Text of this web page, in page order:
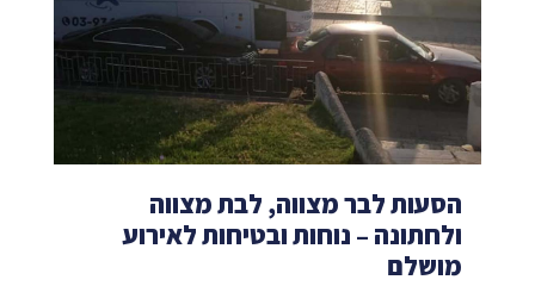
הסעות לבר מצווה, לבת מצווה
ולחתונה – נוחות ובטיחות לאירוע
מושלם